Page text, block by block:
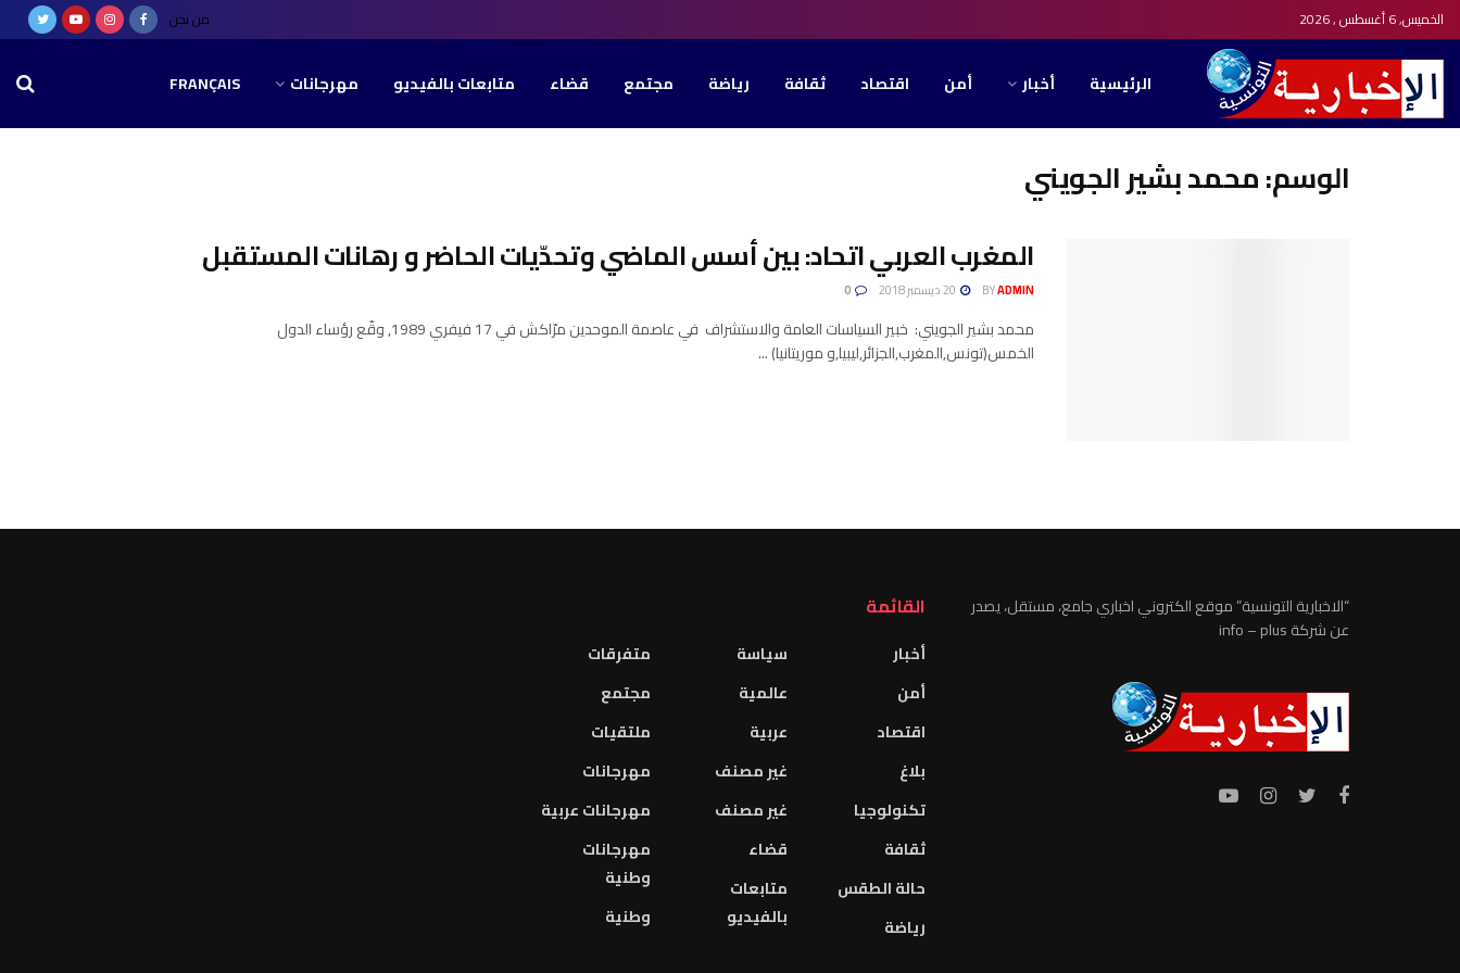
الخميس, 6 أغسطس , 2026 من نحن
الرئيسية أخبار أمن اقتصاد ثقافة رياضة مجتمع قضاء متابعات بالفيديو مهرجانات FRANÇAIS
الوسم:محمد بشير الجويني
المغرب العربي اتحاد: بين أسس الماضي وتحدّيات الحاضر و رهانات المستقبل
BYADMIN
محمد بشير الجويني: خبير السياسات العامة والاستشراف في عاصمة الموحدين مرّاكش في 17 فيفري 1989, وقّع رؤساء الدول
الخمس(تونس,المغرب,الجزائر,ليبيا,و موريتانيا) ...
“الاخبارية التونسية” موقع الكتروني اخباري جامع، مستقل، يصدر
عن شركة info – plus
القائمة
أخبار
أمن
اقتصاد
بلاغ
تكنولوجيا
ثقافة
حالة الطقس
رياضة
سياسة
عالمية
عربية
غير مصنف
غير مصنف
قضاء
متابعات
بالفيديو
متفرقات
مجتمع
ملتقيات
مهرجانات
مهرجانات عربية
مهرجانات
وطنية
وطنية